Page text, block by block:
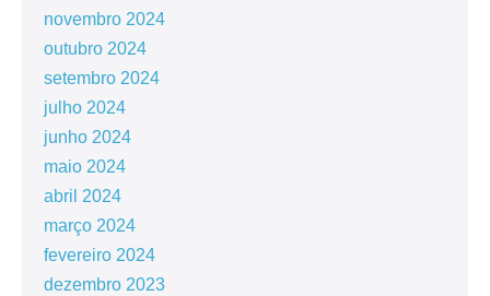
novembro 2024
outubro 2024
setembro 2024
julho 2024
junho 2024
maio 2024
abril 2024
março 2024
fevereiro 2024
dezembro 2023